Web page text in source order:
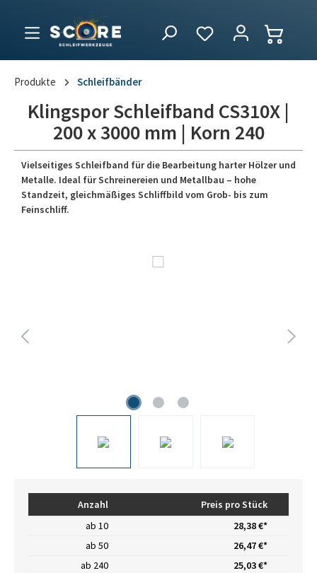
Produkte Schleifbänder
Klingspor Schleifband CS310X |
200 x 3000 mm | Korn 240
Vielseitiges Schleifband für die Bearbeitung harter Hölzer und
Metalle. Ideal für Schreinereien und Metallbau – hohe
Standzeit, gleichmäßiges Schliffbild vom Grob- bis zum
Feinschliff.
Anzahl
Preis pro Stück
ab 10
28,38 €*
ab 50
26,47 €*
ab 240 25,03 €*